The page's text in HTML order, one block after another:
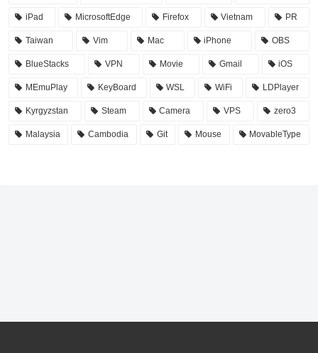
iPad MicrosoftEdge Firefox Vietnam PR
Taiwan Vim Mac iPhone OBS
BlueStacks VPN Movie Gmail iOS
MEmuPlay KeyBoard WSL WiFi LDPlayer
Kyrgyzstan Steam Camera VPS zero3
Malaysia Cambodia Git Mouse MovableType